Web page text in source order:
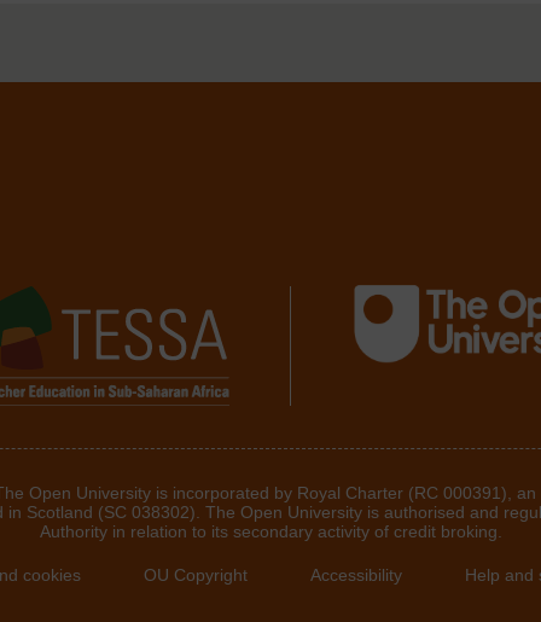
Open University is incorporated by Royal Charter (RC 000391),
in Scotland (SC 038302). The Open University is authorised and
Authority in relation to its secondary activity of credit broking.
cookies OU Copyright Accessibility Help and